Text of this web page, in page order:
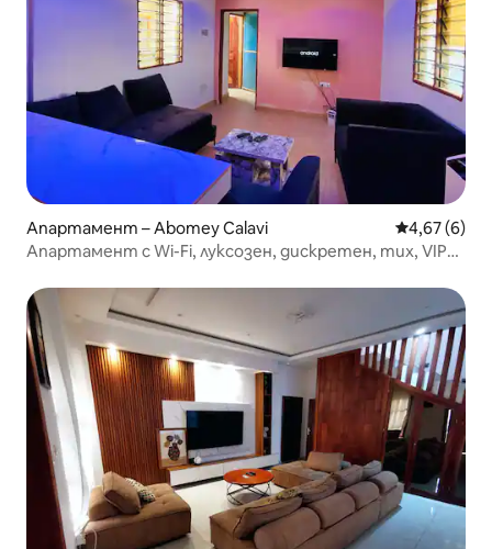
Апартамент – Abomey Calavi Средна
4,67 (6)
Апартамент с Wi-Fi, луксозен, дискретен, тих, VIP